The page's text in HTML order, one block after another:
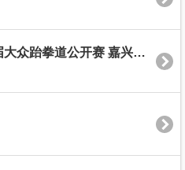
关于2018年浙江省第十三届大众跆拳道公开赛 嘉兴分区赛参赛通知